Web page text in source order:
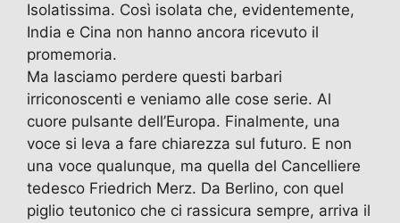
Isolatissima. Così isolata che, evidentemente,
India e Cina non hanno ancora ricevuto il
promemoria.
Ma lasciamo perdere questi barbari
irriconoscenti e veniamo alle cose serie. Al
cuore pulsante dell’Europa. Finalmente, una
voce si leva a fare chiarezza sul futuro. E non
una voce qualunque, ma quella del Cancelliere
tedesco Friedrich Merz. Da Berlino, con quel
piglio teutonico che ci rassicura sempre, arriva il